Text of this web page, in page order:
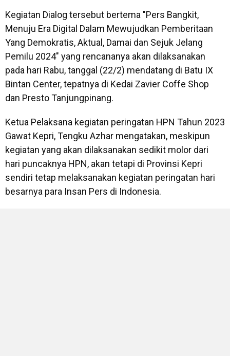
Kegiatan Dialog tersebut bertema "Pers Bangkit,
Menuju Era Digital Dalam Mewujudkan Pemberitaan
Yang Demokratis, Aktual, Damai dan Sejuk Jelang
Pemilu 2024" yang rencananya akan dilaksanakan
pada hari Rabu, tanggal (22/2) mendatang di Batu IX
Bintan Center, tepatnya di Kedai Zavier Coffe Shop
dan Presto Tanjungpinang.
Ketua Pelaksana kegiatan peringatan HPN Tahun 2023
Gawat Kepri, Tengku Azhar mengatakan, meskipun
kegiatan yang akan dilaksanakan sedikit molor dari
hari puncaknya HPN, akan tetapi di Provinsi Kepri
sendiri tetap melaksanakan kegiatan peringatan hari
besarnya para Insan Pers di Indonesia.